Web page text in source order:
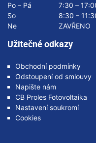
Po – Pá
7:30 –
So
8:30 –
Ne
ZAVŘENO
Užitečné odkazy
Obchodní podmínky
Odstoupení od smlouvy
Napište nám
CB Proles Fotovoltaika
Nastavení soukromí
Cookies